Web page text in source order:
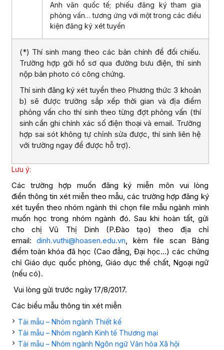
Anh văn quốc tế; phiếu đăng ký tham gia
phỏng vấn… tương ứng với một trong các điều
kiện đăng ký xét tuyển
(*) Thí sinh mang theo các bản chính để đối chiếu.
Trường hợp gởi hồ sơ qua đường bưu điện, thí sinh
nộp bản photo có công chứng.
Thí sinh đăng ký xét tuyển theo Phương thức 3 khoản
b) sẽ được trường sắp xếp thời gian và địa điểm
phỏng vấn cho thí sinh theo từng đợt phỏng vấn (thí
sinh cần ghi chính xác số điện thoại và email. Trường
hợp sai sót không tự chỉnh sửa được, thí sinh liên hệ
với trường ngay để được hỗ trợ).
Lưu ý:
Các trường hợp muốn đăng ký miễn môn vui lòng
điền thông tin xét miễn theo mẫu, các trường hợp đăng ký
xét tuyển theo nhóm ngành thì chọn file mẫu ngành mình
muốn học trong nhóm ngành đó. Sau khi hoàn tất, gửi
cho chị Vũ Thị Dinh (P.Đào tạo) theo địa chỉ
email:dinh.vuthi@hoasen.edu.vn, kèm file scan Bảng
điểm toàn khóa đã học (Cao đẳng, Đại học…) các chứng
chỉ Giáo dục quốc phòng, Giáo dục thể chất, Ngoại ngữ
(nếu có).
Vui lòng gửi trước ngày 17/8/2017.
Các biểu mẫu thông tin xét miễn
Tải mẫu – Nhóm ngành Thiết kế
Tải mẫu – Nhóm ngành Kinh tế Thương mại
Tải mẫu – Nhóm ngành Ngôn ngữ Văn hóa Xã hội